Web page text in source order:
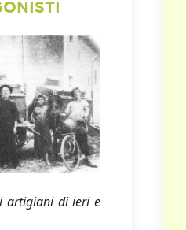
artigiani di ieri e